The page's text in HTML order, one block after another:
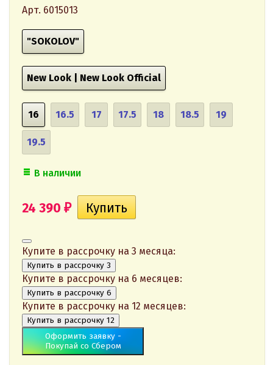
Арт. 6015013
"SOKOLOV"
New Look | New Look Official
16 16.5 17 17.5 18 18.5 19
19.5
В наличии
24 390 ₽
Купите в рассрочку на 3 месяца:
Купить в рассрочку 3
Купите в рассрочку на 6 месяцев:
Купить в рассрочку 6
Купите в рассрочку на 12 месяцев:
Купить в рассрочку 12
Оформить заявку -
Покупай со Сбером